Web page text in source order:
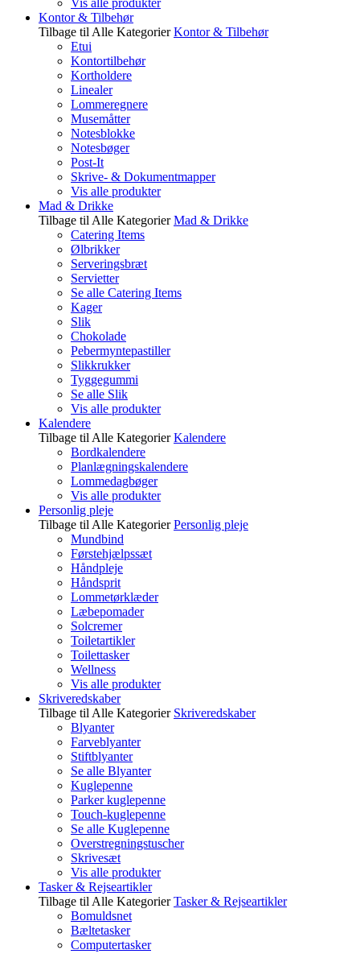
Vis alle produkter
Kontor & Tilbehør
Tilbage til Alle Kategorier Kontor & Tilbehør
Etui
Kontortilbehør
Kortholdere
Linealer
Lommeregnere
Musemåtter
Notesblokke
Notesbøger
Post-It
Skrive- & Dokumentmapper
Vis alle produkter
Mad & Drikke
Tilbage til Alle Kategorier Mad & Drikke
Catering Items
Ølbrikker
Serveringsbræt
Servietter
Se alle Catering Items
Kager
Slik
Chokolade
Pebermyntepastiller
Slikkrukker
Tyggegummi
Se alle Slik
Vis alle produkter
Kalendere
Tilbage til Alle Kategorier Kalendere
Bordkalendere
Planlægningskalendere
Lommedagbøger
Vis alle produkter
Personlig pleje
Tilbage til Alle Kategorier Personlig pleje
Mundbind
Førstehjælpssæt
Håndpleje
Håndsprit
Lommetørklæder
Læbepomader
Solcremer
Toiletartikler
Toilettasker
Wellness
Vis alle produkter
Skriveredskaber
Tilbage til Alle Kategorier Skriveredskaber
Blyanter
Farveblyanter
Stiftblyanter
Se alle Blyanter
Kuglepenne
Parker kuglepenne
Touch-kuglepenne
Se alle Kuglepenne
Overstregningstuscher
Skrivesæt
Vis alle produkter
Tasker & Rejseartikler
Tilbage til Alle Kategorier Tasker & Rejseartikler
Bomuldsnet
Bæltetasker
Computertasker